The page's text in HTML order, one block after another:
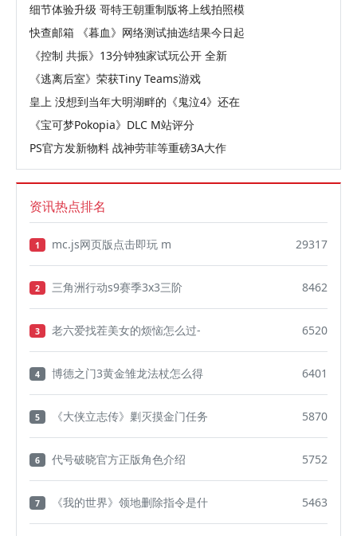
细节体验升级 哥特王朝重制版将上线拍照模
快查邮箱 《暮血》网络测试抽选结果今日起
《控制 共振》13分钟独家试玩公开 全新
《逃离后室》荣获Tiny Teams游戏
皇上 没想到当年大明湖畔的《鬼泣4》还在
《宝可梦Pokopia》DLC M站评分
PS官方发新物料 战神劳菲等重磅3A大作
资讯热点排名
1 mc.js网页版点击即玩 m 29317
2 三角洲行动s9赛季3x3三阶 8462
3 老六爱找茬美女的烦恼怎么过- 6520
4 博德之门3黄金雏龙法杖怎么得 6401
5 《大侠立志传》剿灭摸金门任务 5870
6 代号破晓官方正版角色介绍 5752
7 《我的世界》领地删除指令是什 5463